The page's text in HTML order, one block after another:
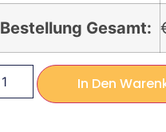
Bestellung Gesamt:
In Den